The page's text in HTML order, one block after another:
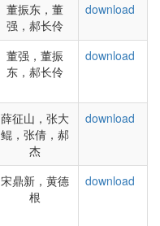
董振东，董
强，郝长伶
download
董强，董振
东，郝长伶
download
薛征山，张大
鲲，张倩，郝
杰
download
宋鼎新，黄德
根
download